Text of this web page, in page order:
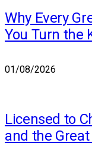
Why Every
You Turn the
01/08/2026
Licensed to
and the